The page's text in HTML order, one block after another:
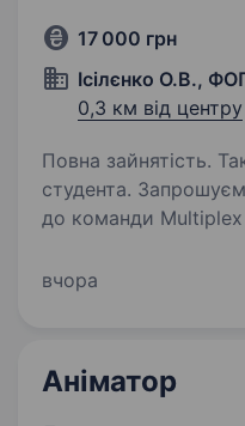
17 000 грн
Ісілєнко О.В.,
0,3 км від центру
Повна зайнятість.
студента. Запрошуємо Вас приєднатися
до команди
Привітання
вчора
Аніматор